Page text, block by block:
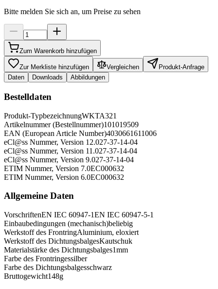
Bitte melden Sie sich an, um Preise zu sehen
Zum Warenkorb hinzufügen
Zur Merkliste hinzufügen Vergleichen
Produkt-Anfrage
Daten
Downloads Abbildungen
Bestelldaten
Produkt-TypbezeichnungWKTA321
Artikelnummer (Bestellnummer)101019509
EAN (European Article Number)4030661611006
eCl@ss Nummer, Version 12.027-37-14-04
eCl@ss Nummer, Version 11.027-37-14-04
eCl@ss Nummer, Version 9.027-37-14-04
ETIM Nummer, Version 7.0EC000632
ETIM Nummer, Version 6.0EC000632
Allgemeine Daten
VorschriftenEN IEC 60947-1EN IEC 60947-5-1
Einbaubedingungen (mechanisch)beliebig
Werkstoff des FrontringAluminium, eloxiert
Werkstoff des DichtungsbalgesKautschuk
Materialstärke des Dichtungsbalges1mm
Farbe des Frontringessilber
Farbe des Dichtungsbalgesschwarz
Bruttogewicht148g